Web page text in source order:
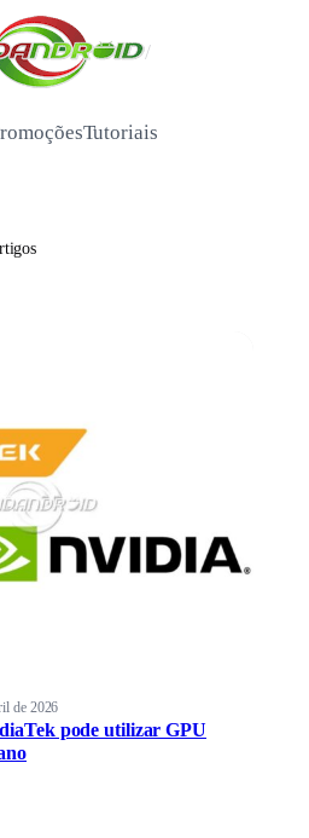
/
Tutoriais
de 2026
pode utilizar GPU